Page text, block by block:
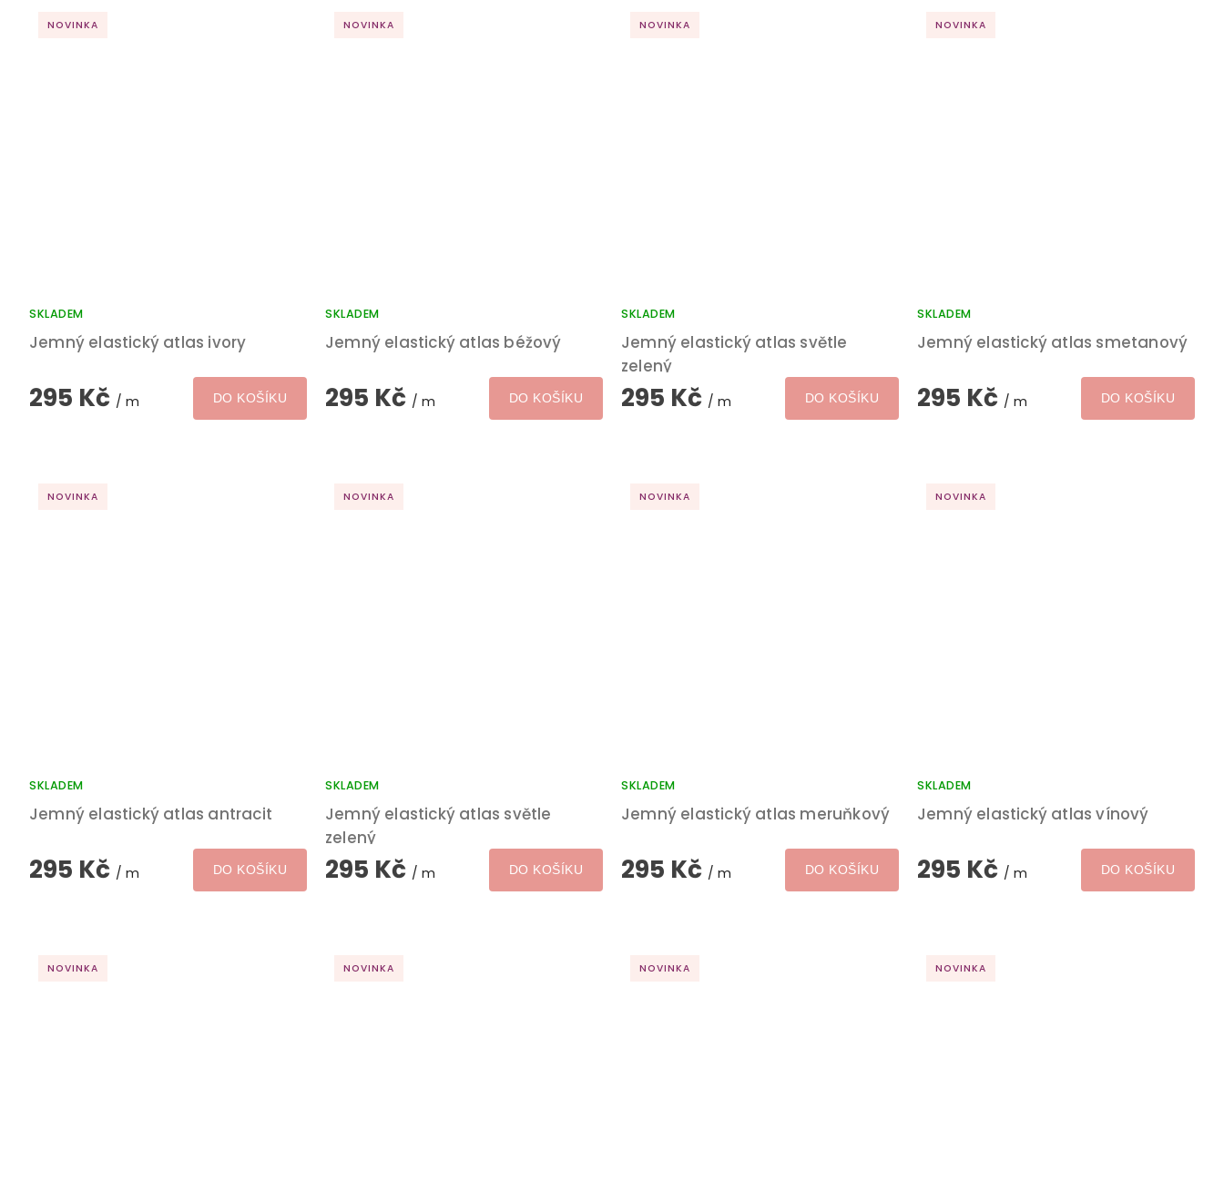
NOVINKA
Jemný elastický atlas ivory
SKLADEM
295 Kč / m DO KOŠÍKU
NOVINKA
Jemný elastický atlas béžový
SKLADEM
295 Kč / m DO KOŠÍKU
NOVINKA
Jemný elastický atlas světle
zelený
SKLADEM
295 Kč / m DO KOŠÍKU
NOVINKA
Jemný elastický atlas smetanový
SKLADEM
295 Kč / m DO KOŠÍKU
NOVINKA
Jemný elastický atlas antracit
SKLADEM
295 Kč / m DO KOŠÍKU
NOVINKA
Jemný elastický atlas světle
zelený
SKLADEM
295 Kč / m DO KOŠÍKU
NOVINKA
Jemný elastický atlas meruňkový
SKLADEM
295 Kč / m DO KOŠÍKU
NOVINKA
Jemný elastický atlas vínový
SKLADEM
295 Kč / m DO KOŠÍKU
NOVINKA NOVINKA NOVINKA NOVINKA